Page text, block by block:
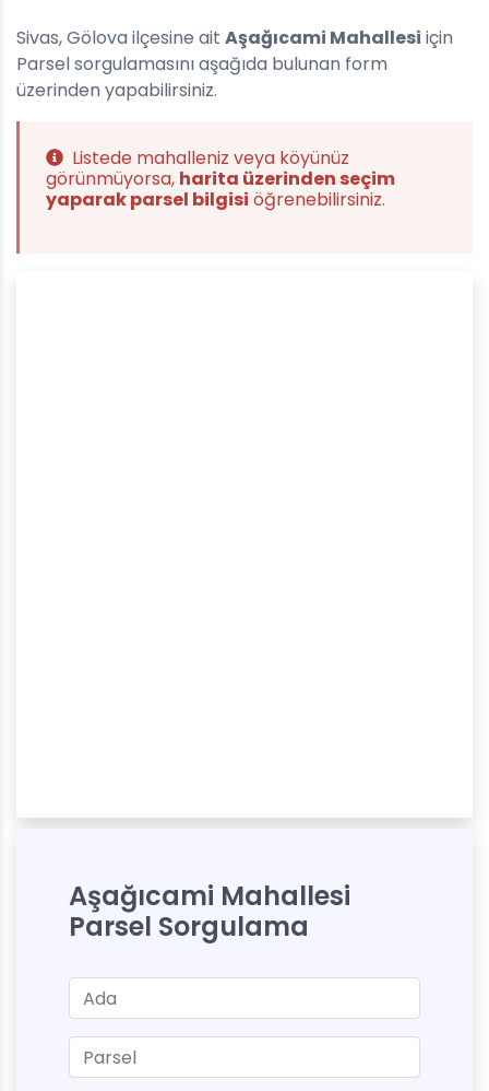
Sivas, Gölova ilçesine ait Aşağıcami Mahallesi için
Parsel sorgulamasını aşağıda bulunan form
üzerinden yapabilirsiniz.
Listede mahalleniz veya köyünüz
görünmüyorsa, harita üzerinden seçim
yaparak parsel bilgisi öğrenebilirsiniz.
Aşağıcami Mahallesi
Parsel Sorgulama